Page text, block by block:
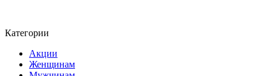
Категории
Акции
Женщинам